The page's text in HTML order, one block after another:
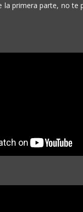
la primera parte, no te